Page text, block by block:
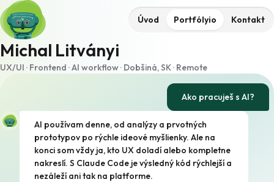
Úvod Portfólyio Kontakt
Michal Litványi
UX/UI · Frontend · AI workflow · Dobšiná, SK · Remote
Ako pracuješ s AI?
AI používam denne, od analýzy a prvotných
prototypov po rýchle ideové myšlienky. Ale na
konci som vždy ja, kto UX doladí alebo kompletne
nakreslí. S Claude Code je výsledný kód rýchlejší a
nezáleží ani tak na platforme.